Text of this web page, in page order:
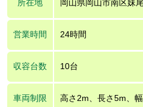
所在地 岡山県岡山市南区妹
営業時間 24時間
収容台数 10台
車両制限 高さ2m、長さ5m、